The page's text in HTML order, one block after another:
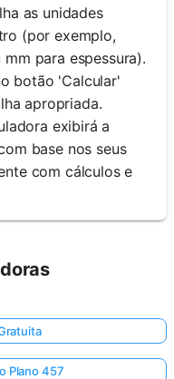
as unidades
(por exemplo,
para espessura).
botão 'Calcular'
apropriada.
exibirá a
base nos seus
com cálculos e
Plano 457